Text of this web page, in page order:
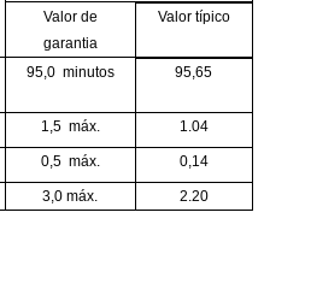
Valor de
garantia
Valortípico
95,0 minutos 95,65
1,5 máx. 1.04
0,5 máx. 0,14
3,0 máx. 2.20